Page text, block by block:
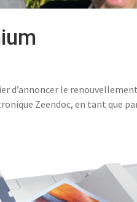
d’annoncer le
Zeendoc, en tant que